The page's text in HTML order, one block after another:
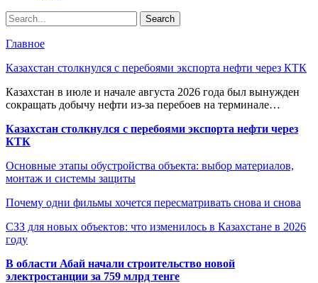
Главное
Казахстан столкнулся с перебоями экспорта нефти через КТК
Казахстан в июле и начале августа 2026 года был вынужден
сокращать добычу нефти из-за перебоев на терминале…
Казахстан столкнулся с перебоями экспорта нефти через
КТК
Основные этапы обустройства объекта: выбор материалов,
монтаж и системы защиты
Почему одни фильмы хочется пересматривать снова и снова
СЗЗ для новых объектов: что изменилось в Казахстане в 2026
году
В области Абай начали строительство новой
электростанции за 759 млрд тенге